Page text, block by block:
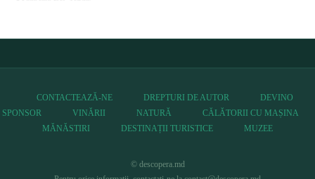
CONTACTEAZĂ-NE DREPTURI DE AUTOR
DEVINO
SPONSOR
VINĂRII NATURĂ
CĂLĂTORII CU MAȘINA
MĂNĂSTIRI
DESTINAȚII TURISTICE MUZEE
© descopera.md